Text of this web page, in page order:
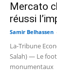
Mercato
réussi
Samir Belhassen -
La-Tribune
Salah) — Le
monumentaux